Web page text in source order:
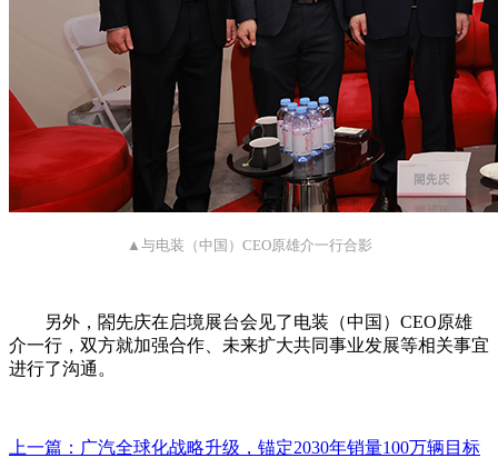
▲与电装（中国）CEO原雄介一行合影
另外，閤先庆在启境展台会见了电装（中国）CEO原雄
介一行，双方就加强合作、未来扩大共同事业发展等相关事宜
进行了沟通。
上一篇：广汽全球化战略升级，锚定2030年销量100万辆目标